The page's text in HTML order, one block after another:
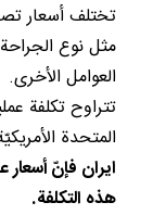
تختلف أسعار
مثل نوع
العوامل الأخرى.
تتراوح تكلفة
المتحدة الأمريكيّة من 2,000 إلى
ايران فإنّ
هذه التكلفة.